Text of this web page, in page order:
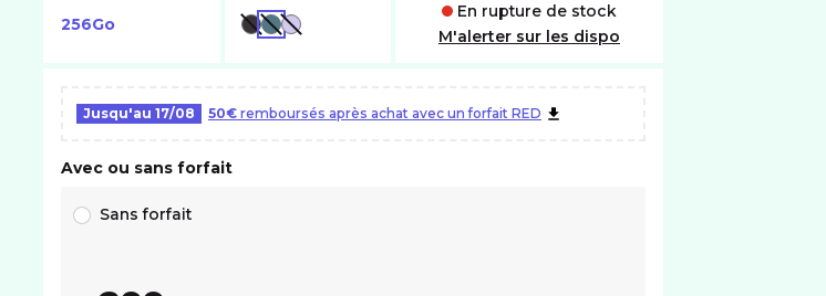
256Go NOIR VERT VIOLET
En rupture de stock
M'alerter sur les dispo
Jusqu'au 17/08 50€ remboursés après achat avec un forfait RED
Avec ou sans forfait
Sans forfait